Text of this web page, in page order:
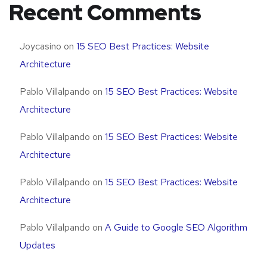
Recent Comments
Joycasino on 15 SEO Best Practices: Website
Architecture
Pablo Villalpando on 15 SEO Best Practices: Website
Architecture
Pablo Villalpando on 15 SEO Best Practices: Website
Architecture
Pablo Villalpando on 15 SEO Best Practices: Website
Architecture
Pablo Villalpando on A Guide to Google SEO Algorithm
Updates